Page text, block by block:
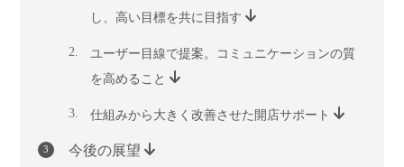
し、高い目標を共に目指す
ユーザー目線で提案。コミュニケーションの質
を高めること
仕組みから大きく改善させた開店サポート
今後の展望